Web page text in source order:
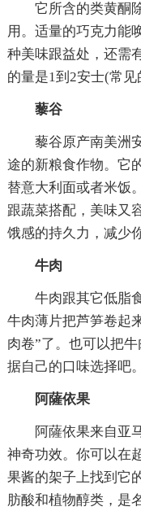
它所含的类黄酮除
用。适量的巧克力能
种美味跟益处，还需
的量是1到2安士(常见
藜谷
藜谷原产南美洲安
途的新粮食作物。它
替意大利面或者米饭
跟蔬菜搭配，美味又
饿感的持久力，减少
牛肉
牛肉跟其它低脂食
牛肉薄片把芦笋卷起
肉卷”了。也可以把
据自己的口味选择吧。
阿薩依果
阿薩依果来自亚马
神奇功效。你可以在
果酱的架子上找到它
肪酸和植物醇类，是